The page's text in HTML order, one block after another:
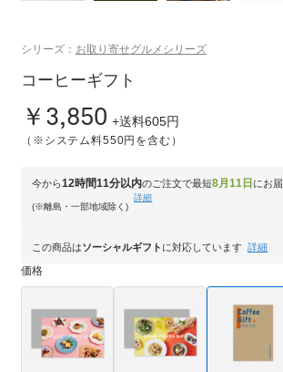
シリーズ： お取り寄せグルメシリーズ
コーヒーギフト
￥3,850 +送料605円
（※システム料550円を含む）
今から12時間11分以内のご注文で最短8月11日にお
(※離島・一部地域除く)
詳細
この商品はソーシャルギフト に対応しています 詳細
価格